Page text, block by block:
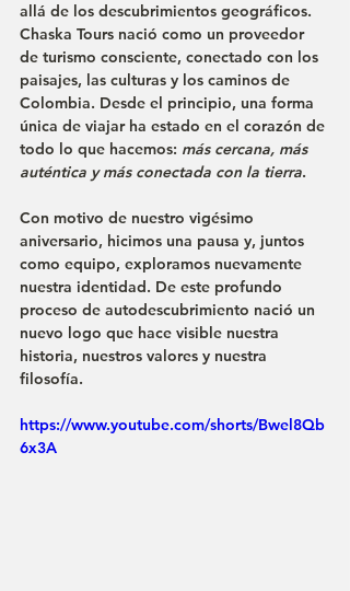
allá de los descubrimientos geográficos.
Chaska Tours nació como un proveedor
de turismo consciente, conectado con los
paisajes, las culturas y los caminos de
Colombia. Desde el principio, una forma
única de viajar ha estado en el corazón de
todo lo que hacemos: más cercana, más
auténtica y más conectada con la tierra.
Con motivo de nuestro vigésimo
aniversario, hicimos una pausa y, juntos
como equipo, exploramos nuevamente
nuestra identidad. De este profundo
proceso de autodescubrimiento nació un
nuevo logo que hace visible nuestra
historia, nuestros valores y nuestra
filosofía.
https://www.youtube.com/shorts/Bwel8Qb
6x3A